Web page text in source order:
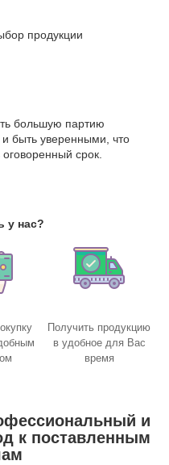
продукции
большую партию
быть уверенными, что
оговоренный срок.
у нас?
Получить продукцию
в удобное для Вас
время
и
к поставленным